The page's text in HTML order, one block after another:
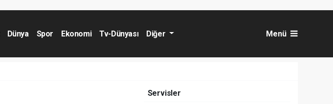
Dünya Spor Ekonomi Tv-Dünyası Diğer Menü
Servisler